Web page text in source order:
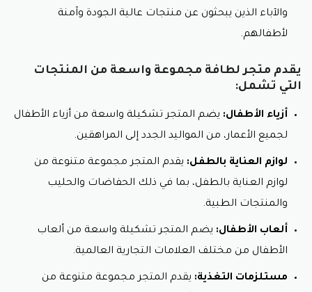
والآباء الذين يبحثون عن منتجات عالية الجودة وآمنة
لأطفالهم.
يقدم متجر لطافة مجموعة واسعة من المنتجات
التي تشمل:
أزياء الأطفال: يضم المتجر تشكيلة واسعة من أزياء الأطفال
لجميع الأعمار، من المواليد الجدد إلى المراهقين.
لوازم العناية بالطفل: يقدم المتجر مجموعة متنوعة من
لوازم العناية بالطفل، بما في ذلك الحفاضات والحليب
والمنتجات الطبية.
ألعاب الأطفال: يضم المتجر تشكيلة واسعة من ألعاب
الأطفال من مختلف العلامات التجارية العالمية.
مستلزمات التغذية: يقدم المتجر مجموعة متنوعة من